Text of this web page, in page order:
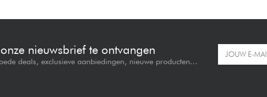
nieuwsbrief te ontvangen
deals, exclusieve aanbiedingen, nieuwe producten...